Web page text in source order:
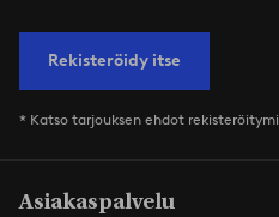
Rekisteröidy itse
* Katso tarjouksen ehdot
Asiakaspalvelu